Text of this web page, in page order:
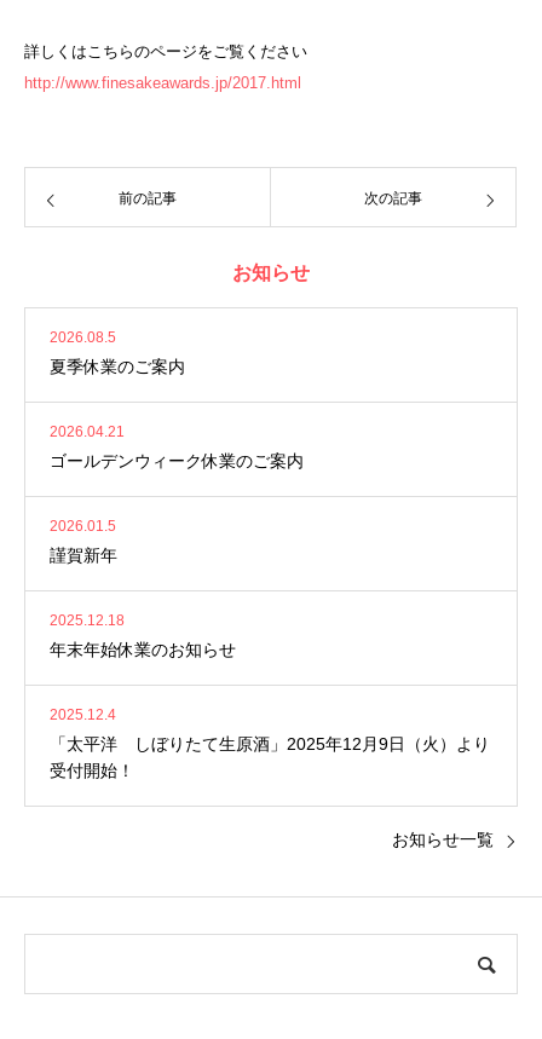
詳しくはこちらのページをご覧ください
http://www.finesakeawards.jp/2017.html
前の記事 次の記事
お知らせ
2026.08.5
夏季休業のご案内
2026.04.21
ゴールデンウィーク休業のご案内
2026.01.5
謹賀新年
2025.12.18
年末年始休業のお知らせ
2025.12.4
「太平洋 しぼりたて生原酒」2025年12月9日（火）より
受付開始！
お知らせ一覧